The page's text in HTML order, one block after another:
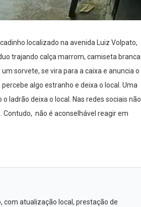
localizado na avenida Luiz Volpato,
trajando calça marrom, camiseta branca
sorvete, se vira para a caixa e anuncia o
algo estranho e deixa o local. Uma
ladrão deixa o local. Nas redes sociais não
não é aconselhável reagir em
com atualização local, prestação de